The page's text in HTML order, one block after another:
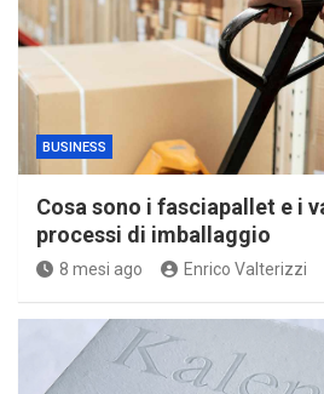
BUSINESS
Cosa sono i fasciapallet e i
processi di imballaggio
8 mesi ago Enrico Valterizzi